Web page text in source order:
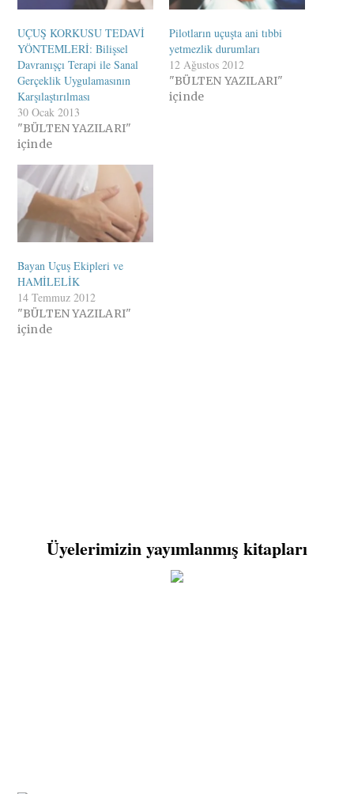
UÇUŞ KORKUSU TEDAVİ
YÖNTEMLERİ: Bilişsel
Davranışçı Terapi ile Sanal
Gerçeklik Uygulamasının
Karşılaştırılması
30 Ocak 2013
"BÜLTEN YAZILARI"
içinde
Pilotların uçuşta ani tıbbi
yetmezlik durumları
12 Ağustos 2012
"BÜLTEN YAZILARI"
içinde
Bayan Uçuş Ekipleri ve
HAMİLELİK
14 Temmuz 2012
"BÜLTEN YAZILARI"
içinde
Üyelerimizin yayımlanmış kitapları